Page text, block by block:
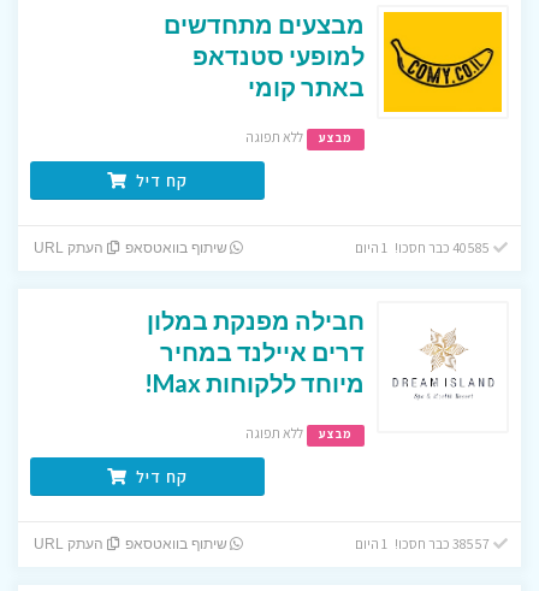
מבצעים מתחדשים
למופעי סטנדאפ
באתר קומי
מבצע ללא תפוגה
קח דיל
שיתוף בוואטסאפ העתק URL
חבילה מפנקת במלון
דרים איילנד במחיר
מיוחד ללקוחות Max!
מבצע ללא תפוגה
קח דיל
שיתוף בוואטסאפ העתק URL